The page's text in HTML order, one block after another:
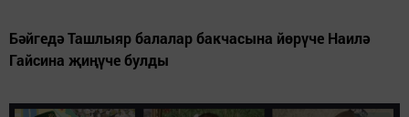
Бәйгедә Ташлыяр балалар бакчасына йөрүче Наилә
Гайсина җиңүче булды